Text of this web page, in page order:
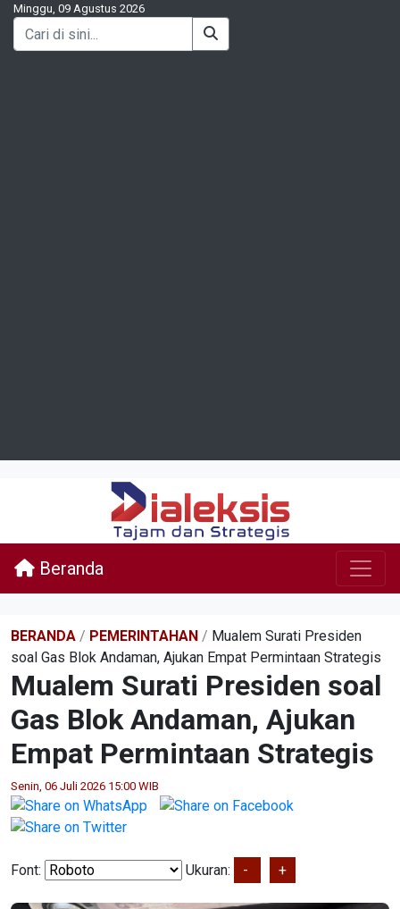
Minggu, 09 Agustus 2026
Beranda
BERANDA / PEMERINTAHAN / Mualem Surati Presiden
soal Gas Blok Andaman, Ajukan Empat Permintaan Strategis
Mualem Surati Presiden soal
Gas Blok Andaman, Ajukan
Empat Permintaan Strategis
Senin, 06 Juli 2026 15:00 WIB
Font: Ukuran: - +